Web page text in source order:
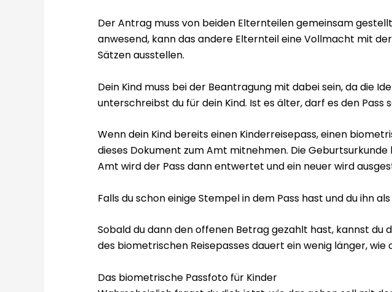
Der Antrag muss von beiden Elternteilen gemeinsam
anwesend, kann das andere Elternteil eine Vollmacht mit
Sätzen ausstellen.
Dein Kind muss bei der Beantragung mit dabei sein, da die
unterschreibst du für dein Kind. Ist es älter, darf es den Pass
Wenn dein Kind bereits einen Kinderreisepass, einen
dieses Dokument zum Amt mitnehmen. Die
Amt wird der Pass dann entwertet und ein neuer wird
Falls du schon einige Stempel in dem Pass hast und du ihn
Sobald du dann den offenen Betrag gezahlt hast, kannst du
des biometrischen Reisepasses dauert ein wenig länger, wie
Das biometrische Passfoto für Kinder